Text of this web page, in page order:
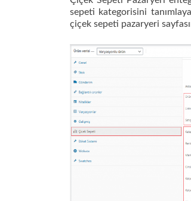
sepeti kategorisini
çiçek sepeti pazaryeri